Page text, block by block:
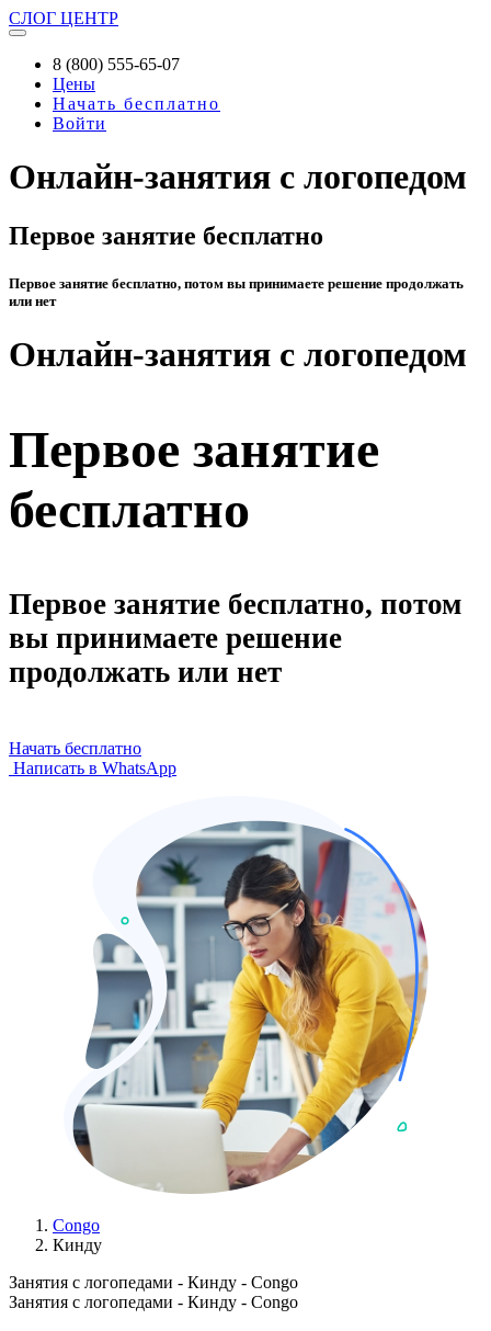
СЛОГ ЦЕНТР
8 (800) 555-65-07
Цены
Начать бесплатно
Войти
Онлайн-занятия с логопедом
Первое занятие бесплатно
Первое занятие бесплатно, потом вы принимаете решение продолжать
или нет
Онлайн-занятия с логопедом
Первое занятие
бесплатно
Первое занятие бесплатно, потом
вы принимаете решение
продолжать или нет
Начать бесплатно
Написать в WhatsApp
Congo
Кинду
Занятия с логопедами - Кинду - Congo
Занятия с логопедами - Кинду - Congo